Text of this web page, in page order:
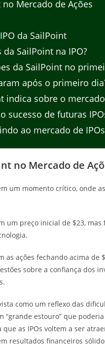
Mercado de Ações
da SailPoint
SailPoint na IPO?
da SailPoint no
após o primeiro
indica sobre o
sucesso de futuras
ao mercado de
no Mercado de
um momento crítico, onde
um preço inicial de $23,
as ações fechando acima
sobre a confiança dos
como um reflexo das
estouro” que
as IPOs voltem a ser
resultados financeiros